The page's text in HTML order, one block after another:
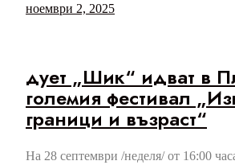
ноември 2, 2025
дует „Шик“ идват в
големия фестивал
граници и възраст“
На 28 септември /неделя/ от 16:00